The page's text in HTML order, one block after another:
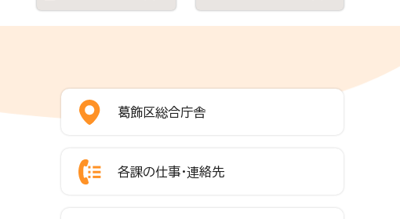
葛飾区総合庁舎
各課の仕事・連絡先